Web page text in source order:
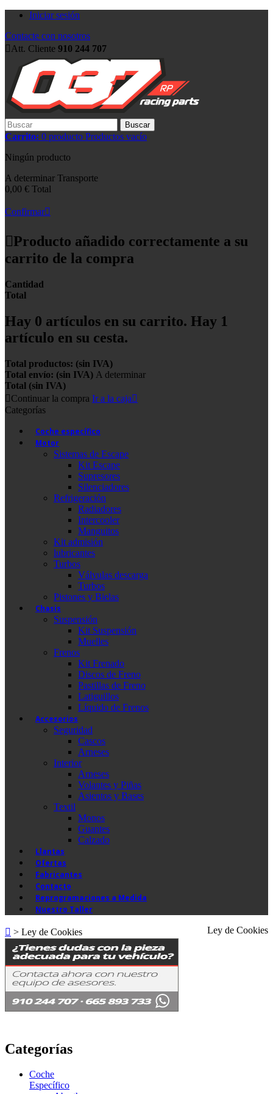
Iniciar sesión
Contacte con nosotros
Att. Cliente 910 244 707
Buscar
Carrito: 0 producto Productos vacío
Ningún producto
A determinar Transporte
0,00 € Total
Confirmar
Producto añadido correctamente a su
carrito de la compra
Cantidad
Total
Hay 0 artículos en su carrito. Hay 1
artículo en su cesta.
Total productos: (sin IVA)
Total envío: (sin IVA) A determinar
Total (sin IVA)
Continuar la compra Ir a la caja
Categorías
Coche específico
Motor
Sistemas de Escape
Kit Escape
Supresores
Silenciadores
Refrigeración
Radiadores
Intercooler
Manguitos
Kit admisión
lubricantes
Turbos
Válvulas descarga
Turbos
Pistones y Bielas
Chasis
Suspensión
Kit Suspensión
Muelles
Frenos
Kit Frenado
Discos de Freno
Pastillas de Freno
Latiguillos
Líquido de Frenos
Accesorios
Seguridad
Cascos
Arneses
Interior
Arneses
Volantes y Piñas
Asientos y Bases
Textil
Monos
Guantes
Calzado
Llantas
Ofertas
Fabricantes
Contacto
Reprogramaciones a Medida
Nuestro Taller
Ley de Cookies
> Ley de Cookies
Categorías
Coche
Específico